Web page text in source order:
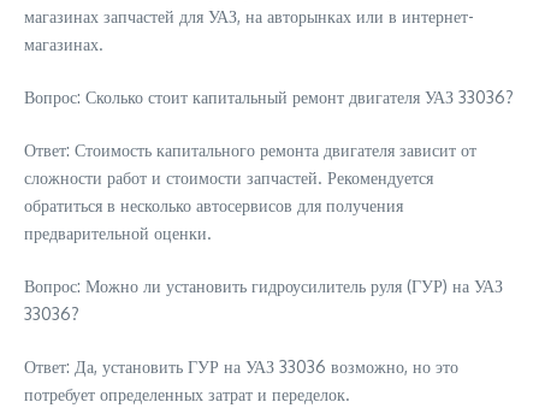
магазинах запчастей для УАЗ, на авторынках или в интернет-
магазинах.
Вопрос: Сколько стоит капитальный ремонт двигателя УАЗ 33036?
Ответ: Стоимость капитального ремонта двигателя зависит от
сложности работ и стоимости запчастей. Рекомендуется
обратиться в несколько автосервисов для получения
предварительной оценки.
Вопрос: Можно ли установить гидроусилитель руля (ГУР) на УАЗ
33036?
Ответ: Да, установить ГУР на УАЗ 33036 возможно, но это
потребует определенных затрат и переделок.